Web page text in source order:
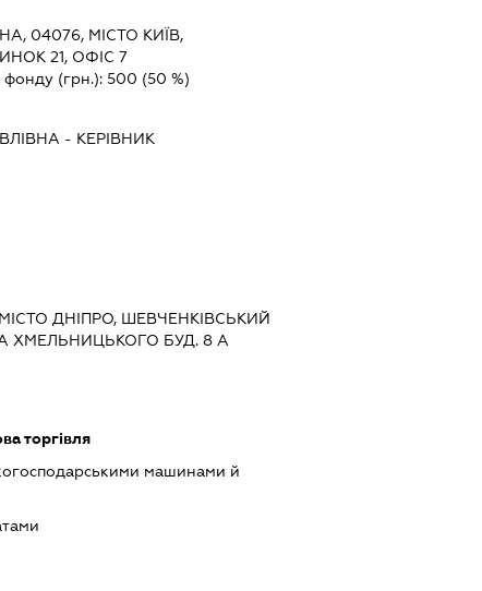
04076, МІСТО КИЇВ,
21, ОФІС 7
фонду (грн.): 500 (50 %)
- КЕРІВНИК
ДНІПРО, ШЕВЧЕНКІВСЬКИЙ
ХМЕЛЬНИЦЬКОГО БУД. 8 А
торгівля
машинами й